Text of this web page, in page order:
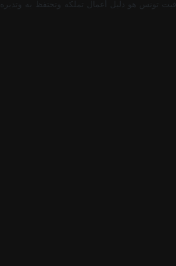
تونس هو دليل أعمال تملكه وتحتفظ به وتديره